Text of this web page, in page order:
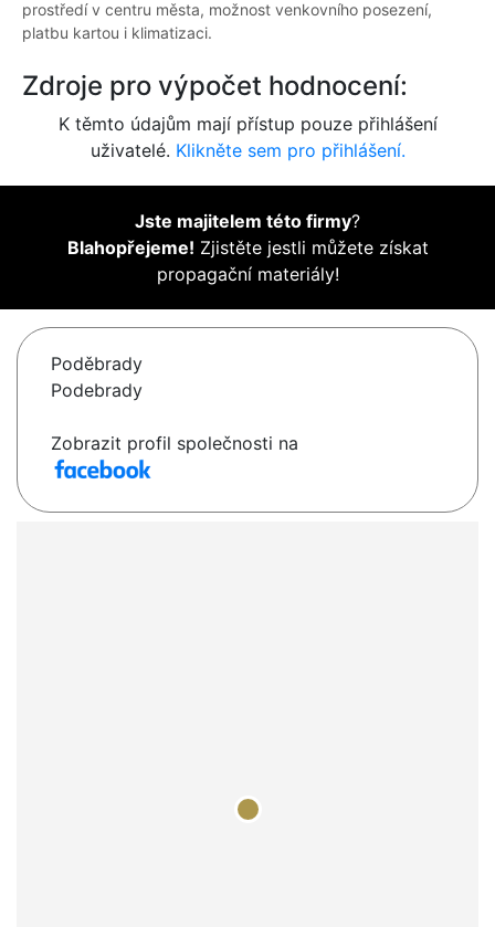
prostředí v centru města, možnost venkovního posezení,
platbu kartou i klimatizaci.
Zdroje pro výpočet hodnocení:
K těmto údajům mají přístup pouze přihlášení
uživatelé. Klikněte sem pro přihlášení.
Jste majitelem této firmy?
Blahopřejeme! Zjistěte jestli můžete získat
propagační materiály!
Poděbrady
Podebrady
Zobrazit profil společnosti na